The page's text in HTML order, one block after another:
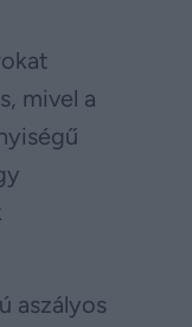
mivel a
aszályos